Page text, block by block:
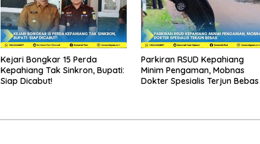
Kejari Bongkar 15 Perda
Kepahiang Tak Sinkron, Bupati:
Siap Dicabut!
Parkiran RSUD Kepahiang
Minim Pengaman, Mobnas
Dokter Spesialis Terjun Bebas